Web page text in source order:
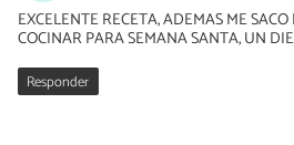
EXCELENTE RECETA, ADEMAS ME
COCINAR PARA SEMANA SANTA, UN
Responder